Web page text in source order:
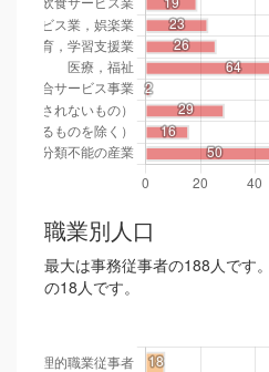
職業別人口
最大は事務従事者の188人です
の18人です。